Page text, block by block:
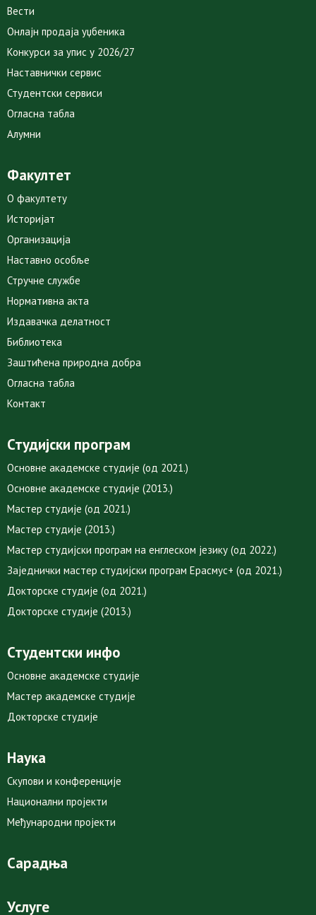
Вести
Онлајн продаја уџбеника
Конкурси за упис у 2026/27
Наставнички сервис
Студентски сервиси
Огласна табла
Алумни
Факултет
О факултету
Историјат
Организација
Наставно особље
Стручне службе
Нормативна акта
Издавачка делатност
Библиотека
Заштићена природна добра
Огласна табла
Контакт
Студијски програм
Основне академске студије (од 2021.)
Основне академске студије (2013.)
Мастер студије (од 2021.)
Мастер студије (2013.)
Мастер студијски програм на енглеском језику (од 2022.)
Заједнички мастер студијски програм Ерасмус+ (од 2021.)
Докторске студије (од 2021.)
Докторске студије (2013.)
Студентски инфо
Основне академске студије
Мастер академске студије
Докторске студије
Наука
Скупови и конференције
Национални пројекти
Међународни пројекти
Сарадња
Услуге